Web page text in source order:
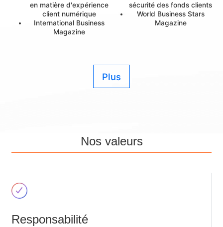
en matière d'expérience
client numérique
International Business
Magazine
sécurité des fonds clients
World Business Stars
Magazine
Plus
Nos valeurs
Responsabilité